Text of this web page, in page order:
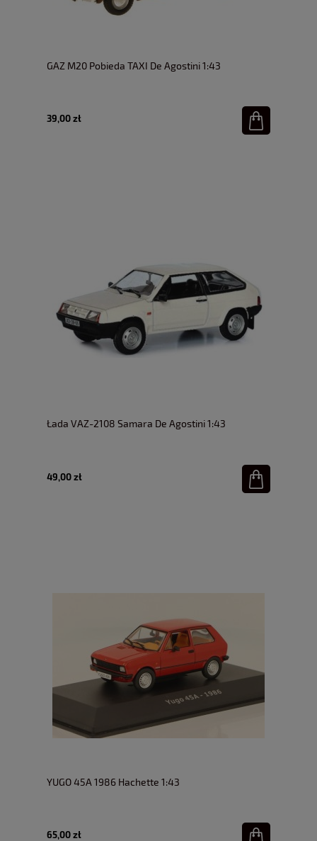
GAZ M20 Pobieda TAXI De Agostini 1:43
39,00 zł
Łada VAZ-2108 Samara De Agostini 1:43
49,00 zł
YUGO 45A 1986 Hachette 1:43
65,00 zł